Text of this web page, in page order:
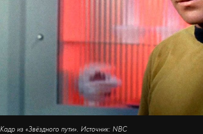
Кадр из «Звёздного пути». Источник: NBC